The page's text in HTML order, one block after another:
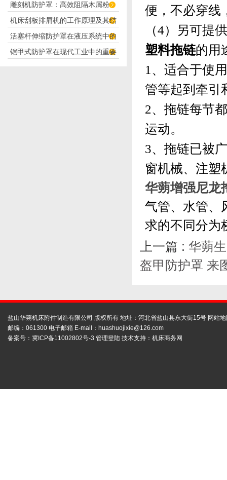
专用方案
雕刻机防护罩：高效阻隔木屑粉
尘，守护设备精度与安全
机床刮板排屑机的工作原理及其结
构分析
活塞杆伸缩防护罩在液压系统中的
应用
铠甲式防护罩在现代工业中的重要
便，不必穿线
（4）另可提
塑料拖链的用
1 、适合于使
管等起到牵引
2、拖链每节
运动。
3、拖链已被
窗机械、注塑
华蒴增强尼龙
气管、水管、
求的不同分为
上一篇 : 华蒴
盔甲防护罩 来
盐山华蒴机床附件制造有限公司 版权所有 地址：河北省盐山县东大街15号 网站
邮编：061300 电子邮箱 E-mail： huashuojixie@126.com
备案号： 冀ICP备11002802号-3 管理登陆 技术支持： 机床商务网